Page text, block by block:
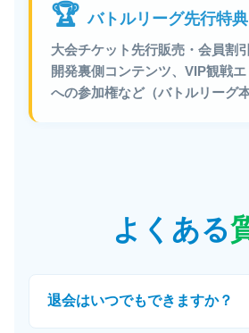
🏆 バトルリーグ先行特典
大会チケット先行販売・会員割
開発裏側コンテンツ、VIP観戦
への参加権など（バトルリーグ
よくある
退会はいつでもできますか？